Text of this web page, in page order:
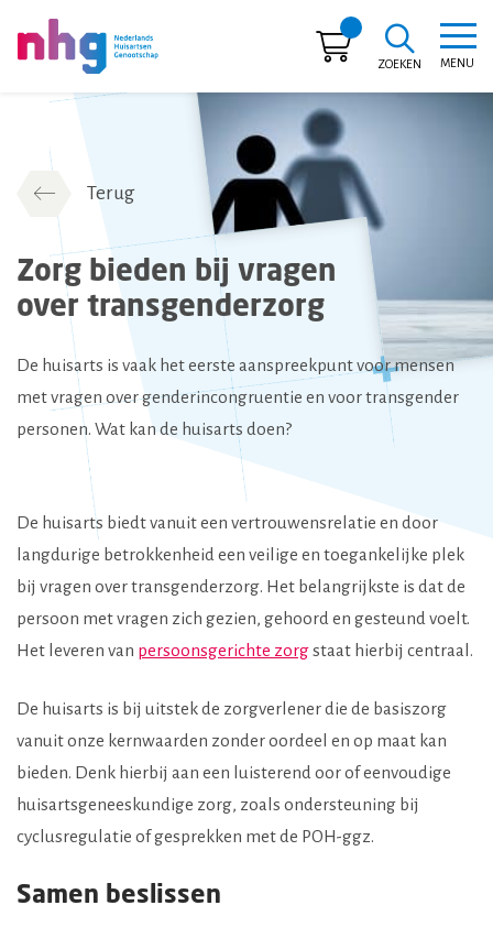
MENU
ZOEKEN
Terug
Zorg bieden bij vragen
over transgenderzorg
De huisarts is vaak het eerste aanspreekpunt voor mensen
met vragen over genderincongruentie en voor transgender
personen. Wat kan de huisarts doen?
De huisarts biedt vanuit een vertrouwensrelatie en door
langdurige betrokkenheid een veilige en toegankelijke plek
bij vragen over transgenderzorg. Het belangrijkste is dat de
persoon met vragen zich gezien, gehoord en gesteund voelt.
Het leveren van persoonsgerichte zorgstaat hierbij centraal.
De huisarts is bij uitstek de zorgverlener die de basiszorg
vanuit onze kernwaarden zonder oordeel en op maat kan
bieden. Denk hierbij aan een luisterend oor of eenvoudige
huisartsgeneeskundige zorg, zoals ondersteuning bij
cyclusregulatie of gesprekken met de POH-ggz.
Samen beslissen